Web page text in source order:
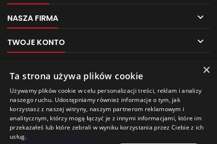
NASZA FIRMA 
TWOJE KONTO 

Pliki cookies
Ten sklep używa plików cookie w celu poprawy
jakości przeglądania.
Aby uzyskać więcej informacji, zobacz naszą
Politykę prywatności.
NEWSLETTER
×
Ta strona używa plików cookie
Używamy plików cookie w celu personalizacji treści, reklam i analizy
naszego ruchu. Udostępniamy również informacje o tym, jak
korzystasz z naszej witryny, naszym partnerom reklamowym i
analitycznym, którzy mogą łączyć je z innymi informacjami, które im
przekazałeś lub które zebrali w wyniku korzystania przez Ciebie z ich
usług. Dowiedz się więcej